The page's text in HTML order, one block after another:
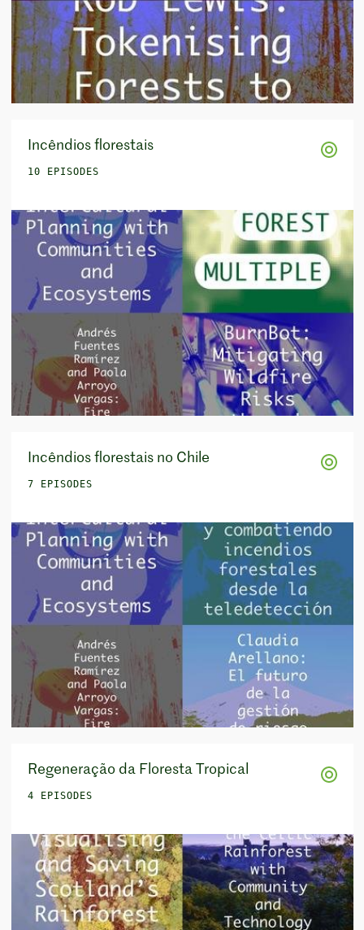
Incêndios florestais
10 EPISODES
Incêndios florestais no Chile
7 EPISODES
Regeneração da Floresta Tropical
4 EPISODES